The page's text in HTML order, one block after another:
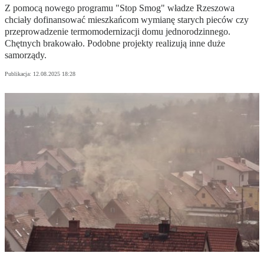
Z pomocą nowego programu "Stop Smog" władze Rzeszowa
chciały dofinansować mieszkańcom wymianę starych pieców czy
przeprowadzenie termomodernizacji domu jednorodzinnego.
Chętnych brakowało. Podobne projekty realizują inne duże
samorządy.
Publikacja: 12.08.2025 18:28